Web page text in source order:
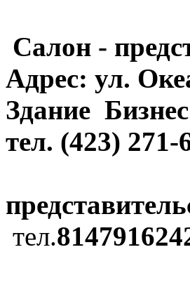
Салон -
Адрес: ул.
Здание
тел. (423) 271-
тел.